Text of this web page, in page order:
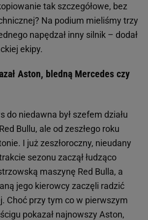
tak szczegółowe, bez
Na podium mieliśmy trzy
napędzał inny silnik – dodał
ekipy.
Aston, bledną Mercedes czy
do niedawna był szefem działu
Bullu, ale od zeszłego roku
I już zeszłoroczny, nieudany
sezonu zaczął łudząco
maszynę Red Bulla, a
jego kierowcy zaczęli radzić
Choć przy tym co w pierwszym
pokazał najnowszy Aston,